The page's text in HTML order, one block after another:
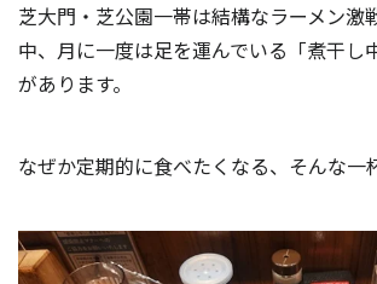
芝大門・芝公園一帯は結構なラーメン激
中、月に一度は足を運んでいる「煮干し
があります。
なぜか定期的に食べたくなる、そんな一杯